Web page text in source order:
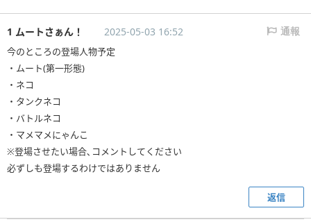
1 ムートさぁん！ 2025-05-03 16:52 通報
今のところの登場人物予定
・ムート(第一形態)
・ネコ
・タンクネコ
・バトルネコ
・マメマメにゃんこ
※登場させたい場合､コメントしてください
必ずしも登場するわけではありません
返信